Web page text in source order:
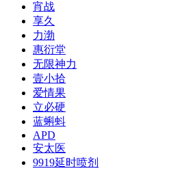
宵战
享久
力渤
惠衍堂
无限神力
壹小拾
爱情果
立必硬
蓝蝌蚪
APD
安太医
9919延时喷剂